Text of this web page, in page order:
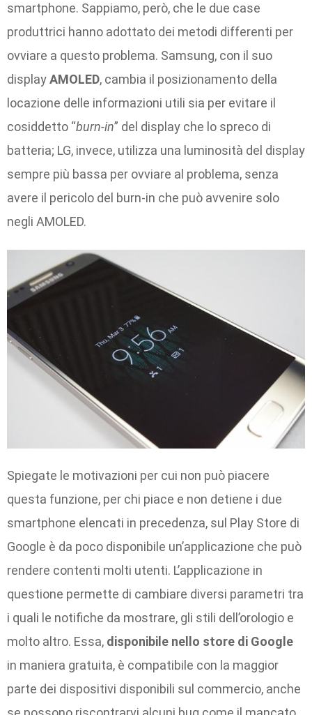
smartphone. Sappiamo, però, che le due case
produttrici hanno adottato dei metodi differenti per
ovviare a questo problema. Samsung, con il suo
displayAMOLED, cambia il posizionamento della
locazione delle informazioni utili sia per evitare il
cosiddetto “burn-in” del display che lo spreco di
batteria; LG, invece, utilizza una luminosità del display
sempre più bassa per ovviare al problema, senza
avere il pericolo del burn-in che può avvenire solo
negli AMOLED.
Spiegate le motivazioni per cui non può piacere
questa funzione, per chi piace e non detiene i due
smartphone elencati in precedenza, sul Play Store di
Google è da poco disponibile un’applicazione che può
rendere contenti molti utenti. L’applicazione in
questione permette di cambiare diversi parametri tra
i quali le notifiche da mostrare, gli stili dell’orologio e
molto altro. Essa, disponibile nello store di Google
in maniera gratuita, è compatibile con la maggior
parte dei dispositivi disponibili sul commercio, anche